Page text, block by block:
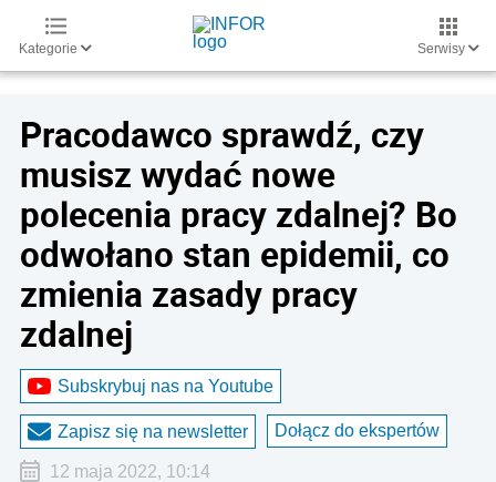
Kategorie Serwisy
Pracodawco sprawdź, czy
musisz wydać nowe
polecenia pracy zdalnej? Bo
odwołano stan epidemii, co
zmienia zasady pracy
zdalnej
Subskrybuj nas na Youtube
Zapisz się na newsletter Dołącz do ekspertów
12 maja 2022, 10:14